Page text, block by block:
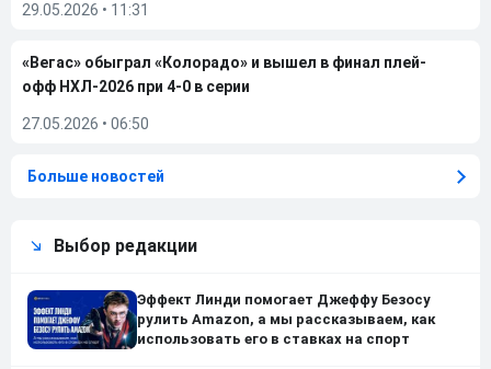
29.05.2026 • 11:31
«Вегас» обыграл «Колорадо» и вышел в финал плей-
офф НХЛ-2026 при 4-0 в серии
27.05.2026 • 06:50
Больше новостей
Выбор редакции
Эффект Линди помогает Джеффу Безосу
рулить Amazon, а мы рассказываем, как
использовать его в ставках на спорт